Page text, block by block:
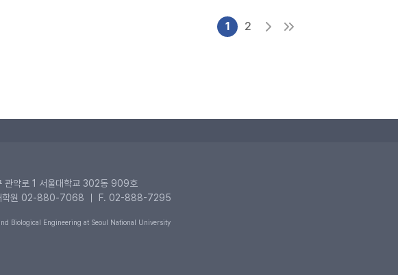
1 2
관악로 1 서울대학교 302동 909호
학원 02-880-7068 ｜ F. 02-888-7295
Biological Engineering at Seoul National University